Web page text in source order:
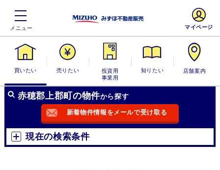
買いたい 売りたい
投資用・事業
用
知りたい 店舗案内
マイページ
赤穂郡上郡町の物件から探す
新着物件情報をメールで受け取る
現在の検索条件